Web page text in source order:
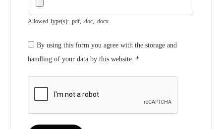
Allowed Type(s): .pdf, .doc, .docx
By using this form you agree with the storage and
handling of your data by this website. *